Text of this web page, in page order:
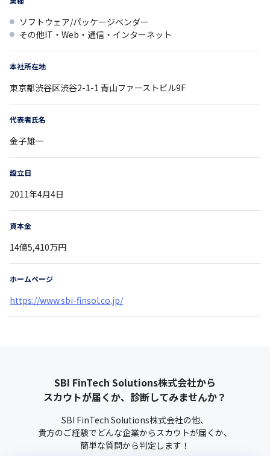
ソフトウェア/パッケージベンダー
その他IT・Web・通信・インターネット
本社所在地
東京都渋谷区渋谷2-1-1 青山ファーストビル9F
代表者氏名
金子雄一
設立日
2011年4月4日
資本金
14億5,410万円
ホームページ
https://www.sbi-finsol.co.jp/
SBI FinTech Solutions株式会社から
スカウトが届くか、診断してみませんか？
SBI FinTech Solutions株式会社の他、
貴方のご経験でどんな企業からスカウトが届くか、
簡単な質問から判定します！